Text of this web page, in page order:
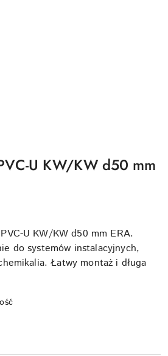
U KW/KW d50 mm
U KW/KW d50 mm ERA.
do systemów instalacyjnych,
Łatwy montaż i długa